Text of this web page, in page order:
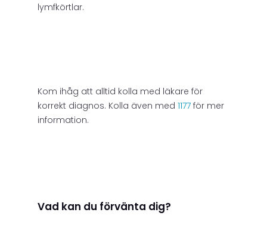
lymfkörtlar.
Kom ihåg att alltid kolla med läkare för
korrekt diagnos. Kolla även med 1177 för mer
information.
Vad kan du förvänta dig?